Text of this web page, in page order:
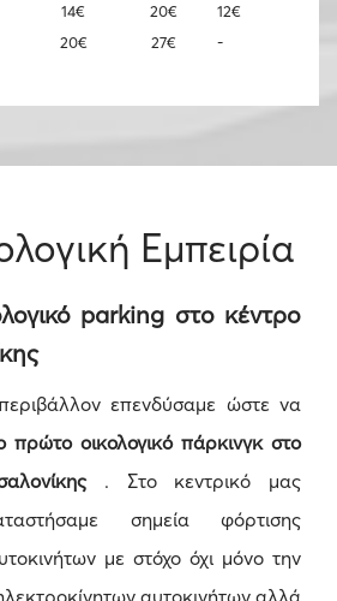
14€ 20€
12€
20€ 27€ -
Εμπειρία
parking στο κέντρο
επενδύσαμε ώστε να
πρώτο οικολογικό πάρκινγκ στο
. Στο κεντρικό μας
σημεία φόρτισης
με στόχο όχι μόνο την